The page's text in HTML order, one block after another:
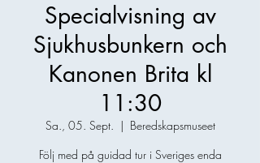
Specialvisning av
Sjukhusbunkern och
Kanonen Brita kl
11:30
Sa., 05. Sept.
  |
Beredskapsmuseet
Följ med på guidad tur i Sveriges enda